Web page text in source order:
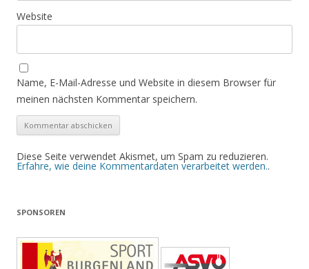
Website
Name, E-Mail-Adresse und Website in diesem Browser für
meinen nächsten Kommentar speichern.
Diese Seite verwendet Akismet, um Spam zu reduzieren.
Erfahre, wie deine Kommentardaten verarbeitet werden..
SPONSOREN